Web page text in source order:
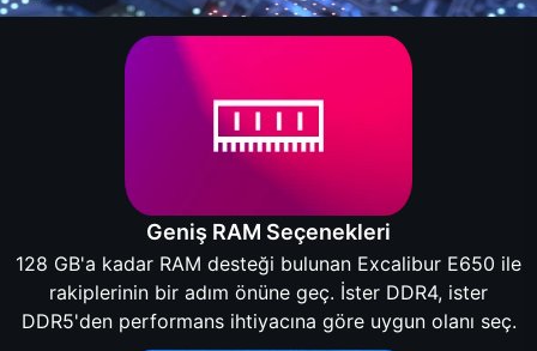
Geniş RAM Seçenekleri
128 GB'a kadar RAM desteği bulunan Excalibur E650 ile
rakiplerinin bir adım önüne geç. İster DDR4, ister
DDR5'den performans ihtiyacına göre uygun olanı seç.